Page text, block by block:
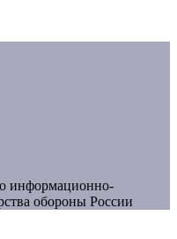
информационно-
обороны России